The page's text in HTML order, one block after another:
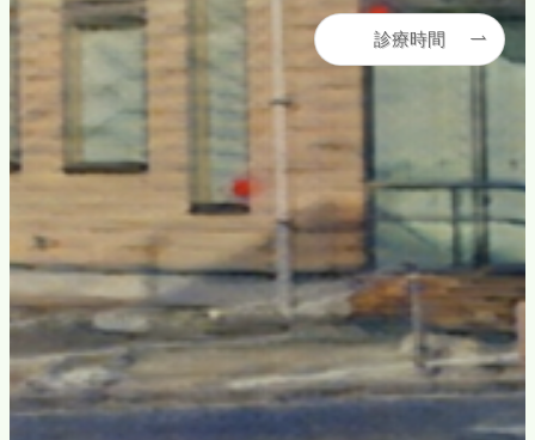
診療時間
診療時間
診療時間
診療時間
診療時間
診療時間
診療時間